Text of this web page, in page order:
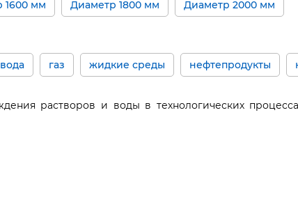
1600 мм Диаметр 1800 мм Диаметр 2000 мм
вода газ жидкие среды нефтепродукты
растворов и воды в технологических